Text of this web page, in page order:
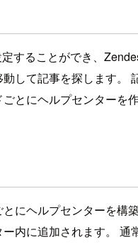
することができ、
して記事を探します。
とにヘルプセンターを
にヘルプセンターを
内に追加されます。